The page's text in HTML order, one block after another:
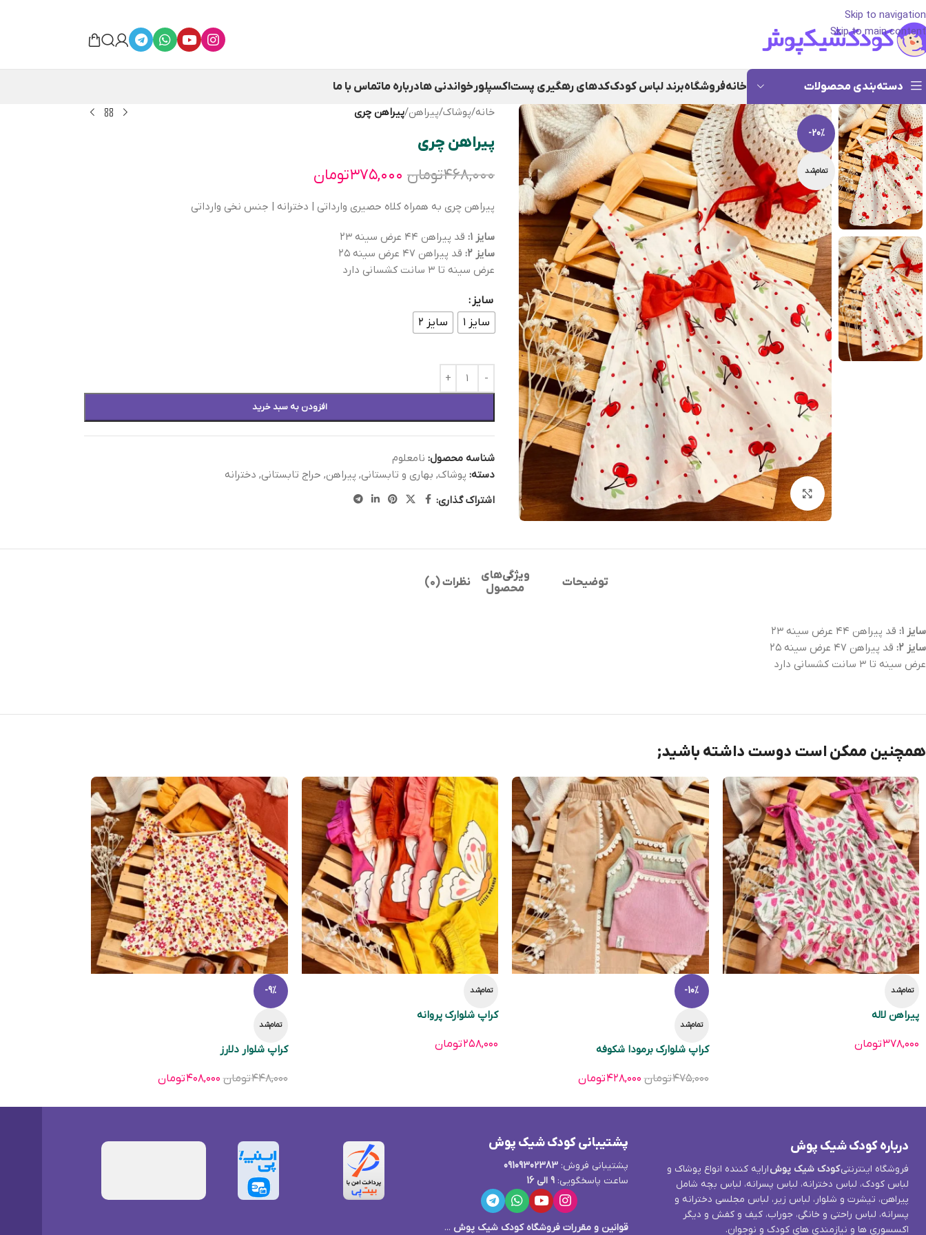
Skip to navigation
Skip to main content
دسته‌بندی محصولات خانهفروشگاهبرند لباس کودککدهای رهگیری پستاکسپلورخواندنی هادرباره ماتماس با ما
-20%
تمام‌شد
بزرگنمایی تصویر
خانه/پوشاک/پیراهن/پیراهن چری
پیراهن چری
۴۶۸,۰۰۰تومان ۳۷۵,۰۰۰تومان
پیراهن چری به همراه کلاه حصیری وارداتی | دخترانه | جنس نخی وارداتی
سایز ۱:
قد پیراهن ۴۴ عرض سینه ۲۳
سایز ۲:
قد پیراهن ۴۷ عرض سینه ۲۵
عرض سینه تا ۳ سانت کشسانی دارد
سایز
سایز ۱
سایز ۲
افزودن به سبد خرید
شناسه محصول: نامعلوم
دسته: پوشاک, بهاری و تابستانی, پیراهن, حراج تابستانی, دخترانه
اشتراک گذاری:
توضیحات
ویژگی‌های
محصول
نظرات (0)
سایز ۱:
قد پیراهن ۴۴ عرض سینه ۲۳
سایز ۲:
قد پیراهن ۴۷ عرض سینه ۲۵
عرض سینه تا ۳ سانت کشسانی دارد
همچنین ممکن است دوست داشته باشید;
تمام‌شد
پیراهن لاله
۳۷۸,۰۰۰تومان
-10%
تمام‌شد
کراپ شلوارک برمودا شکوفه
۴۷۵,۰۰۰تومان ۴۲۸,۰۰۰تومان
تمام‌شد
کراپ شلوارک پروانه
۲۵۸,۰۰۰تومان
-9%
تمام‌شد
کراپ شلوار دلارز
۴۴۸,۰۰۰تومان ۴۰۸,۰۰۰تومان
درباره کودک شیک پوش
فروشگاه اینترنتیکودک شیک پوشارایه کننده انواع پوشاک و
لباس کودک، لباس دخترانه، لباس پسرانه، لباس بچه شامل
پیراهن، تیشرت و شلوار، لباس زیر، لباس مجلسی دخترانه و
پسرانه، لباس راحتی و خانگی، جوراب، کیف و کفش و دیگر
اکسسوری ها و نیازمندی های کودک و نوجوان.
پشتیبانی کودک شیک پوش
پشتیبانی فروش:09109302383
ساعت پاسخگویی:9 الی 16
قوانین و مقررات فروشگاه کودک شیک پوش ...